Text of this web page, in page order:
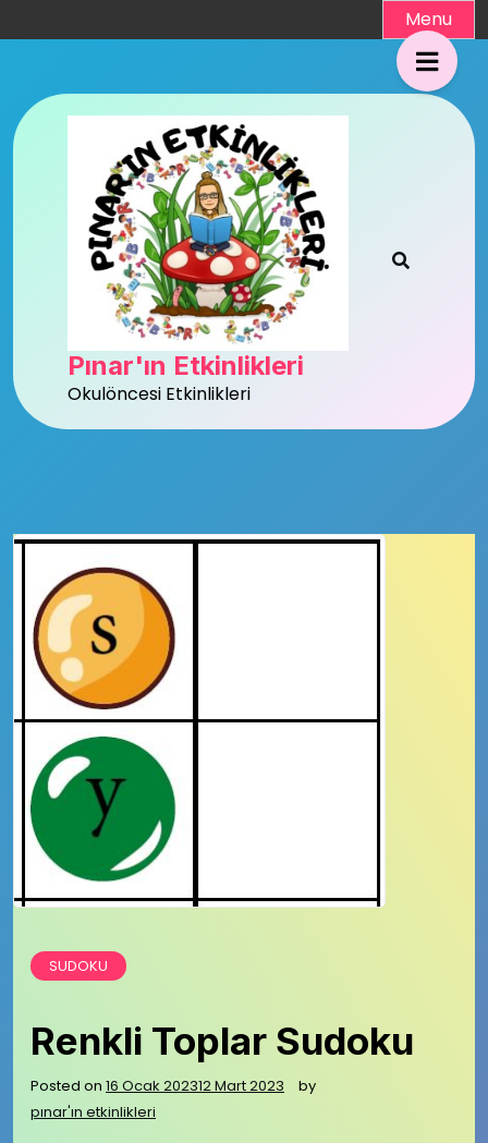
to
Menu
Pınar'ın Etkinlikleri
Okulöncesi Etkinlikleri
SUDOKU
Renkli Toplar Sudoku
Posted on 16 Ocak 202312 Mart 2023
by
pınar'ın etkinlikleri